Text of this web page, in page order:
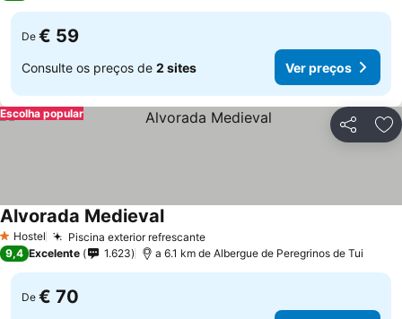
De € 59
Consulte os preços de 2 sites Ver preços
Partilhar
Escolha popular
1 Estrelas
Hostel Piscina exterior refrescante
Alvorada Medieval
9,4 Excelente 1.623 a 6.1 km de Albergue de Peregrinos de Tui
De € 70